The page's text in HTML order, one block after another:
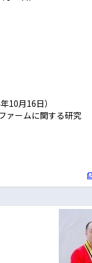
10月16日）
ァームに関する研究